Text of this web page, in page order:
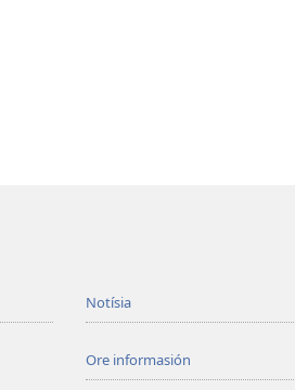
Notísia
Ore informasión